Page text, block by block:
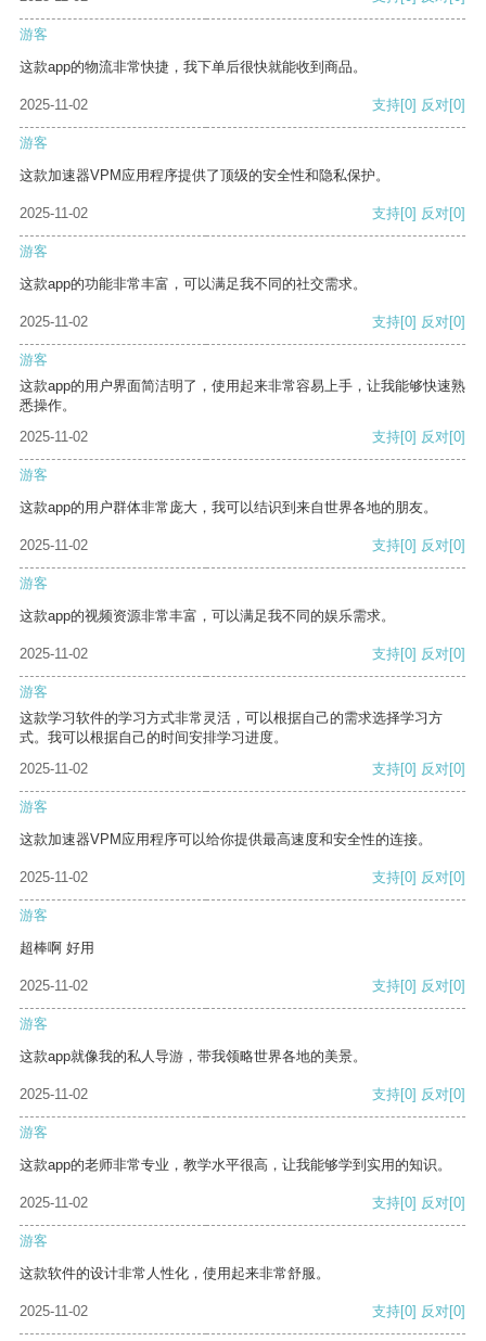
游客
这款app的物流非常快捷，我下单后很快就能收到商品。
2025-11-02 支持[0] 反对[0]
游客
这款加速器VPM应用程序提供了顶级的安全性和隐私保护。
2025-11-02 支持[0] 反对[0]
游客
这款app的功能非常丰富，可以满足我不同的社交需求。
2025-11-02 支持[0] 反对[0]
游客
这款app的用户界面简洁明了，使用起来非常容易上手，让我能够快速熟
悉操作。
2025-11-02
支持[0] 反对[0]
游客
这款app的用户群体非常庞大，我可以结识到来自世界各地的朋友。
2025-11-02 支持[0] 反对[0]
游客
这款app的视频资源非常丰富，可以满足我不同的娱乐需求。
2025-11-02 支持[0] 反对[0]
游客
这款学习软件的学习方式非常灵活，可以根据自己的需求选择学习方
式。我可以根据自己的时间安排学习进度。
2025-11-02
支持[0] 反对[0]
游客
这款加速器VPM应用程序可以给你提供最高速度和安全性的连接。
2025-11-02 支持[0] 反对[0]
游客
超棒啊 好用
2025-11-02 支持[0] 反对[0]
游客
这款app就像我的私人导游，带我领略世界各地的美景。
2025-11-02 支持[0] 反对[0]
游客
这款app的老师非常专业，教学水平很高，让我能够学到实用的知识。
2025-11-02 支持[0] 反对[0]
游客
这款软件的设计非常人性化，使用起来非常舒服。
2025-11-02 支持[0] 反对[0]